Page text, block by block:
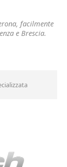
facilmente
e Brescia.